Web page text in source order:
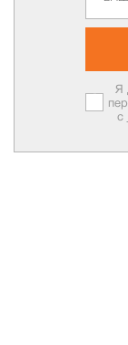
Я
с